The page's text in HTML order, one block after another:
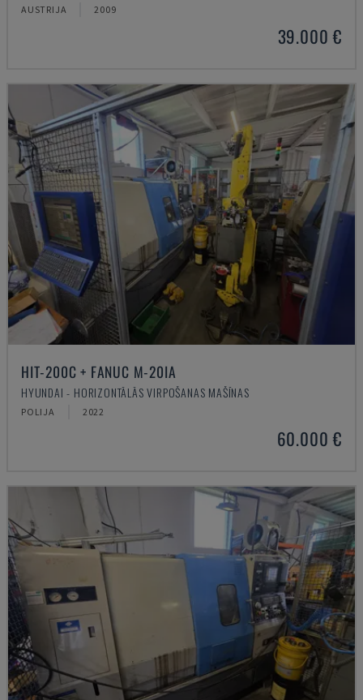
AUSTRIJA 2009
39.000 €
HIT-200C + FANUC M-20IA
HYUNDAI - HORIZONTĀLĀS VIRPOŠANAS MAŠĪNAS
POLIJA 2022
60.000 €